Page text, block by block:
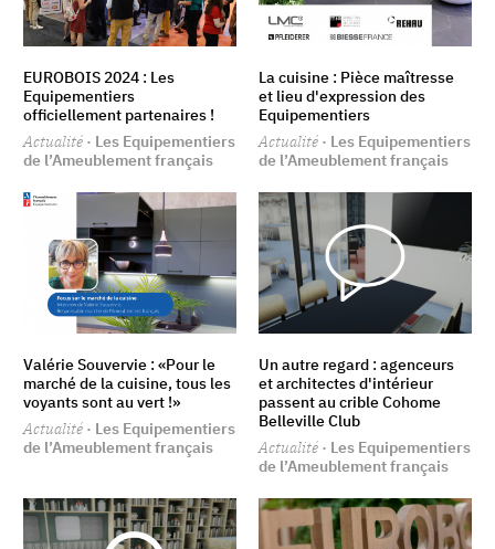
EUROBOIS 2024 : Les
Equipementiers
officiellement partenaires !
Actualité · Les Equipementiers
de l’Ameublement français
La cuisine : Pièce maîtresse
et lieu d'expression des
Equipementiers
Actualité · Les Equipementiers
de l’Ameublement français
Valérie Souvervie : «Pour le
marché de la cuisine, tous les
voyants sont au vert !»
Actualité · Les Equipementiers
de l’Ameublement français
Un autre regard : agenceurs
et architectes d'intérieur
passent au crible Cohome
Belleville Club
Actualité · Les Equipementiers
de l’Ameublement français